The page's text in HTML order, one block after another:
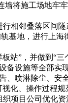
将施工场地牢
邻叠落区间隧
基地，进行上
”，并做到“三
设施等全部实现
喷淋除尘、安全
、操作过程规
目公司优化资